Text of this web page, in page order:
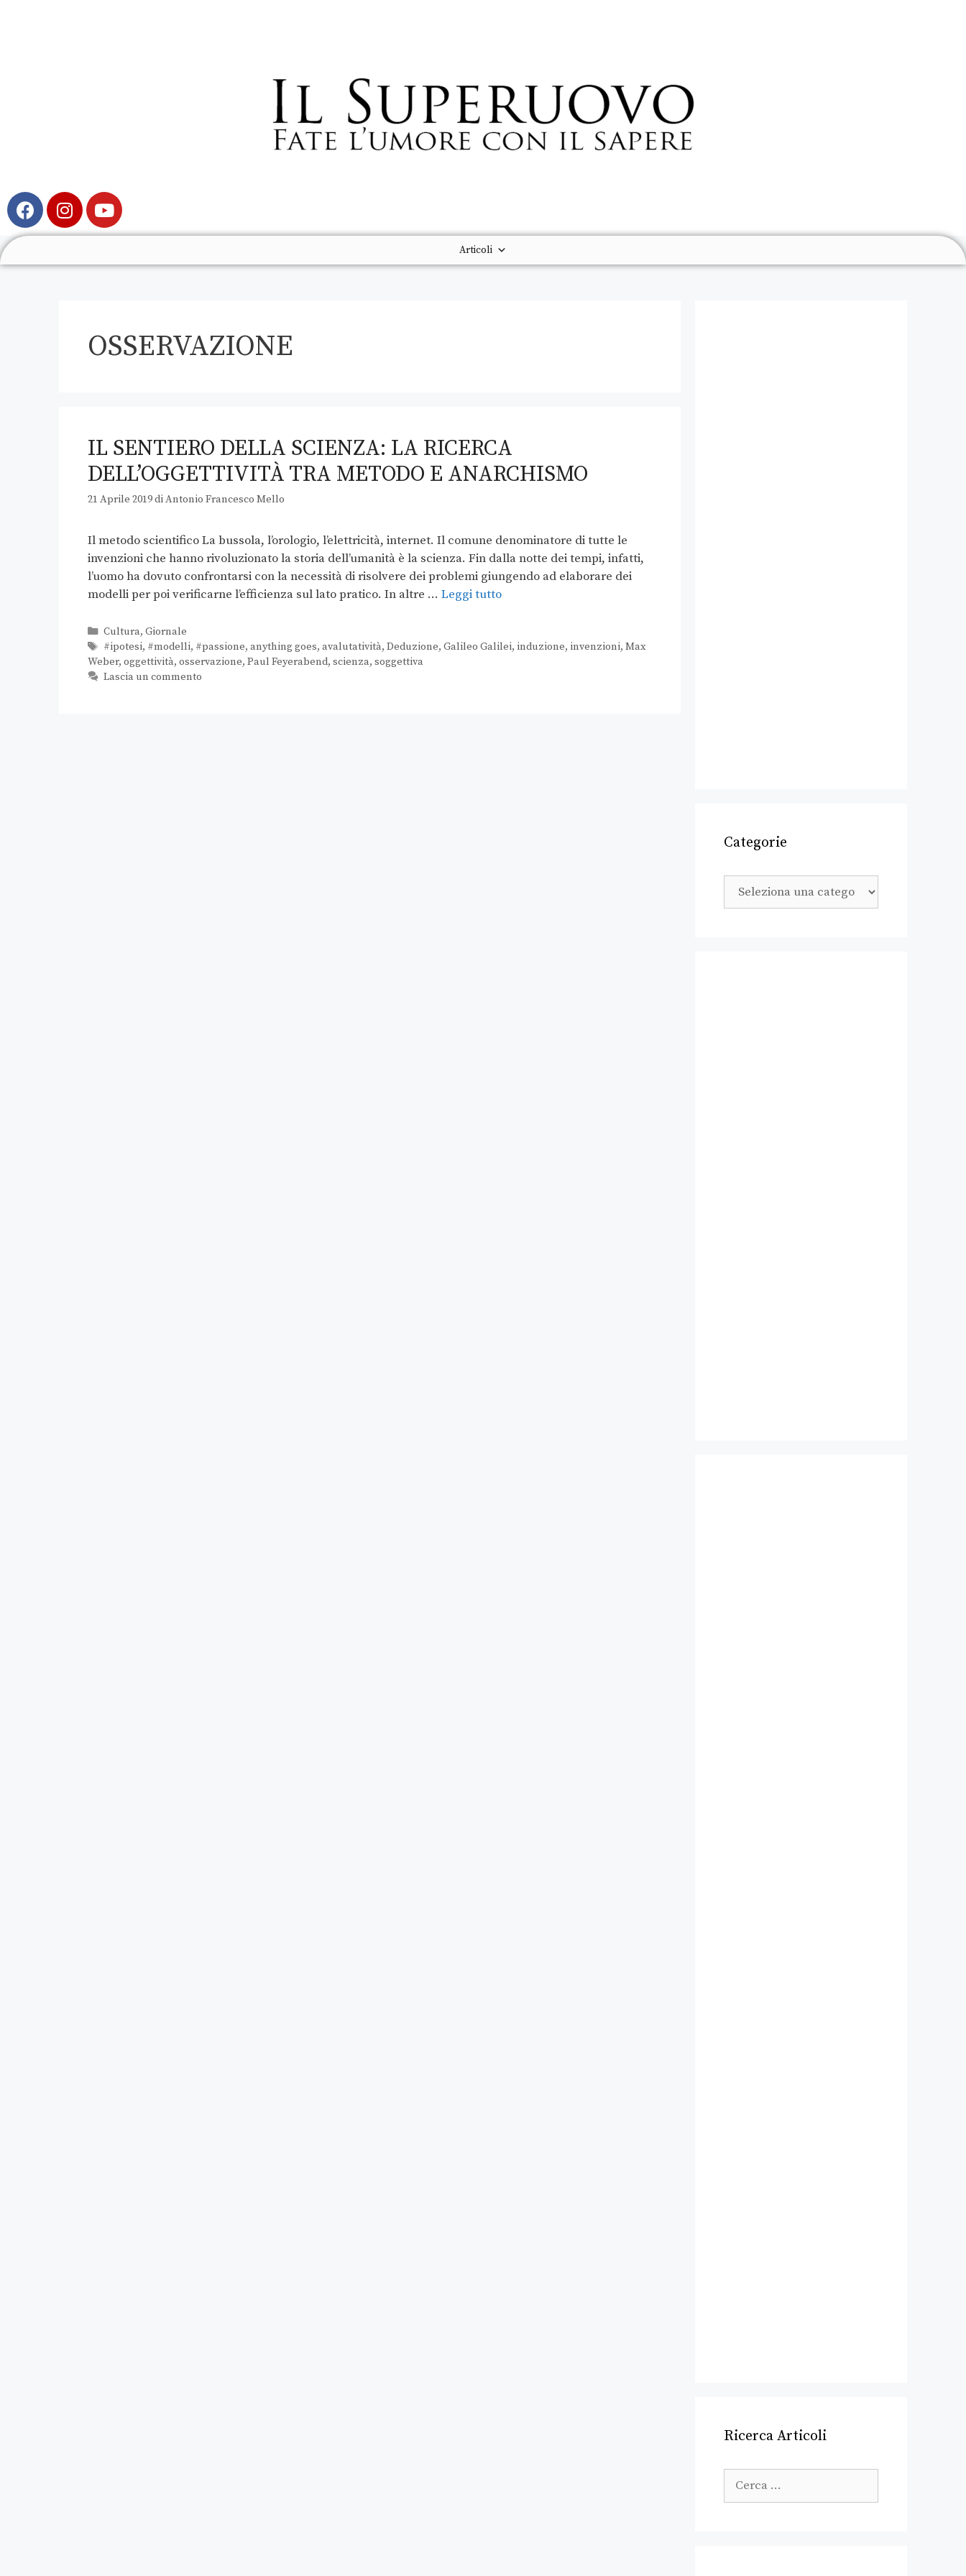
Articoli
OSSERVAZIONE
IL SENTIERO DELLA SCIENZA: LA RICERCA
DELL’OGGETTIVITÀ TRA METODO E ANARCHISMO
21 Aprile 2019diAntonio Francesco Mello
Il metodo scientifico La bussola, l’orologio, l’elettricità, internet. Il comune denominatore di tutte le
invenzioni che hanno rivoluzionato la storia dell’umanità è la scienza. Fin dalla notte dei tempi, infatti,
l’uomo ha dovuto confrontarsi con la necessità di risolvere dei problemi giungendo ad elaborare dei
modelli per poi verificarne l’efficienza sul lato pratico. In altre … Leggi tutto
Cultura, Giornale
#ipotesi, #modelli, #passione, anything goes, avalutatività, Deduzione, Galileo Galilei, induzione, invenzioni, Max
Weber, oggettività, osservazione, Paul Feyerabend, scienza, soggettiva
Lascia un commento
Categorie
Ricerca Articoli